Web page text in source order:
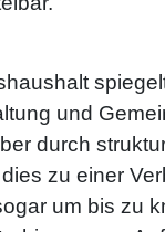
und
durch
zu einer
um bis zu